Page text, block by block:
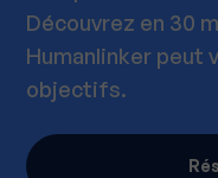
Découvrez en 30
Humanlinker peut
objectifs.